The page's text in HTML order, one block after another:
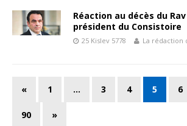
Réaction au décès du
président du Consistoire
25 Kislev 5778 La rédaction
« 1 … 3 4 5 6
90 »